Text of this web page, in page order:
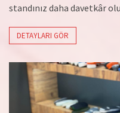
standınız daha davetkâr
DETAYLARI GÖR